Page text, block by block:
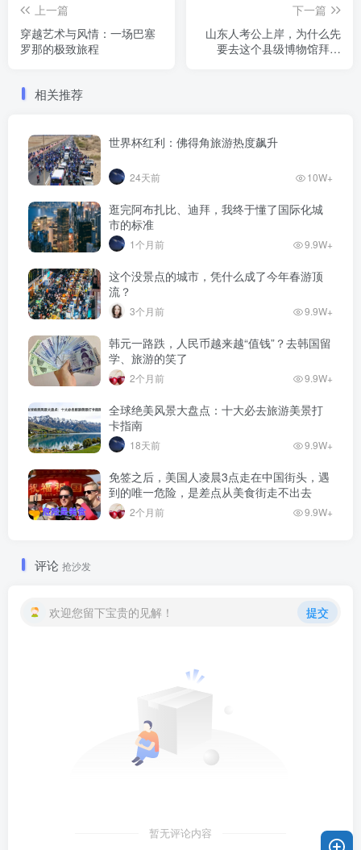
上一篇
穿越艺术与风情：一场巴塞
罗那的极致旅程
下一篇
山东人考公上岸，为什么先
要去这个县级博物馆拜一
相关推荐
世界杯红利：佛得角旅游热度飙升
24天前 10W+
逛完阿布扎比、迪拜，我终于懂了国际化城
市的标准
1个月前 9.9W+
这个没景点的城市，凭什么成了今年春游顶
流？
3个月前 9.9W+
韩元一路跌，人民币越来越“值钱”？去韩国留
学、旅游的笑了
2个月前 9.9W+
全球绝美风景大盘点：十大必去旅游美景打
卡指南
18天前 9.9W+
免签之后，美国人凌晨3点走在中国街头，遇
到的唯一危险，是差点从美食街走不出去
2个月前 9.9W+
评论 抢沙发
欢迎您留下宝贵的见解！ 提交
暂无评论内容